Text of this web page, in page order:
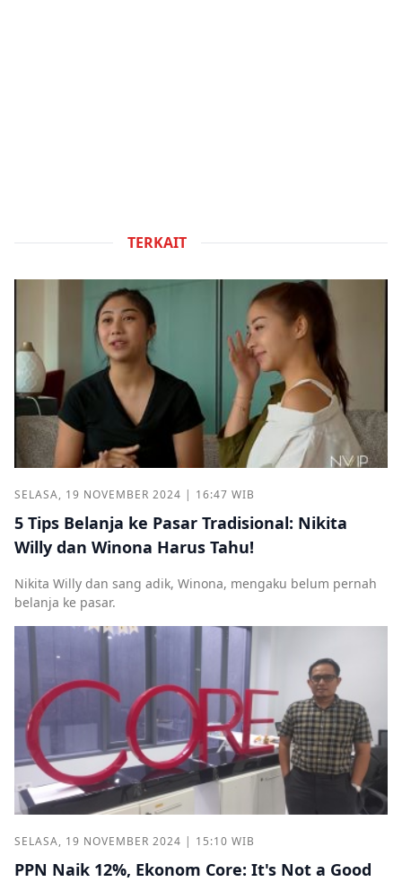
TERKAIT
SELASA, 19 NOVEMBER 2024 | 16:47 WIB
5 Tips Belanja ke Pasar Tradisional: Nikita
Willy dan Winona Harus Tahu!
Nikita Willy dan sang adik, Winona, mengaku belum pernah
belanja ke pasar.
SELASA, 19 NOVEMBER 2024 | 15:10 WIB
PPN Naik 12%, Ekonom Core: It's Not a Good